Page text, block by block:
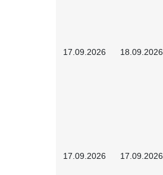
17.09.2026 18.09.2026
17.09.2026 17.09.2026